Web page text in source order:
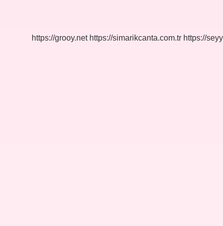
https://grooy.net https://simarikcanta.com.tr https://